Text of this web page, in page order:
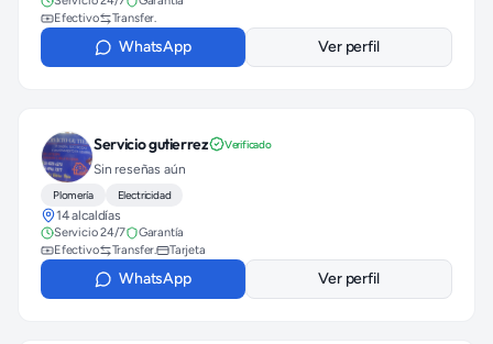
Efectivo
Transfer.
WhatsApp Ver perfil
Servicio gutierrez Verificado
Sin reseñas aún
Plomería Electricidad
14 alcaldías
Servicio 24/7
Garantía
Efectivo
Transfer. Tarjeta
WhatsApp Ver perfil